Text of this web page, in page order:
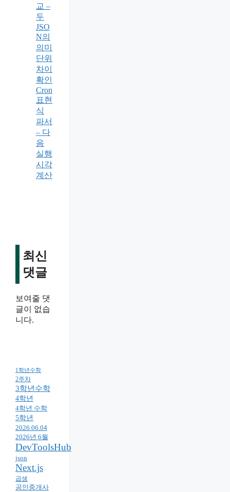
교 –
두
JSO
N의
의미
단위
차이
확인
Cron
표현
식
파서
– 다
음
실행
시각
계산
최신
댓글
보여줄 댓
글이 없습
니다.
1학년수학
2주차
3학년수학
4학년
4학년 수학
5학년
2026.06.04
2026년 6월
DevToolsHub
json
Next.js
곱셈
공인중개사